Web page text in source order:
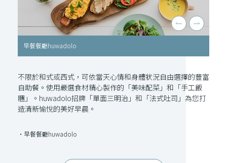
早餐餐廳huwadolo
不限於和式或西式，可依當天心情和身體狀況自由選擇的豐富
自助餐。使用嚴選食材精心製作的「美味配菜」和「手工飯
糰」。huwadolo招牌「單面三明治」和「法式吐司」為您打
造清新愉悅的美好早晨。
・早餐餐廳huwadolo